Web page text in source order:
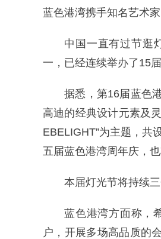
蓝色港湾携手知名艺术
中国一直有过节逛
一，已经连续举办了15届
据悉，第16届蓝色
高迪的经典设计元素及
EBELIGHT”为主题，共
五届蓝色港湾周年庆，
本届灯光节将持续
蓝色港湾方面称，
户，开展多场高品质的